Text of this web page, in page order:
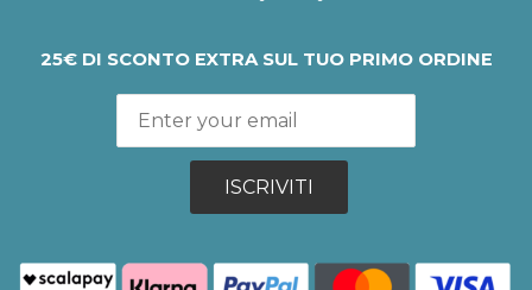
25€ DI SCONTO EXTRA SUL TUO PRIMO ORDINE
ISCRIVITI